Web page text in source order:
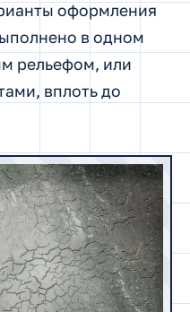
оформления
в одном
рельефом, или
вплоть до